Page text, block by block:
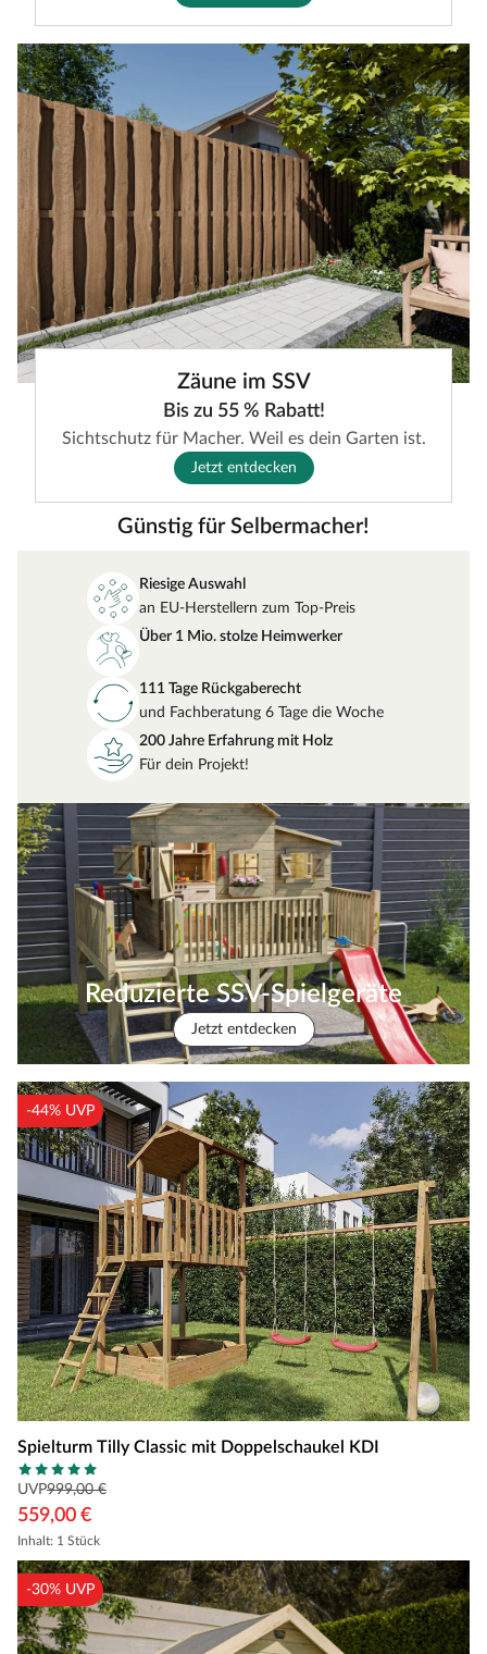
Zäune im SSV
Bis zu 55 % Rabatt!
Sichtschutz für Macher. Weil es dein Garten ist.
Jetzt entdecken
Günstig für Selbermacher!
Riesige Auswahl
an EU-Herstellern zum Top-Preis
Über 1 Mio. stolze Heimwerker
111 Tage Rückgaberecht
und Fachberatung 6 Tage die Woche
200 Jahre Erfahrung mit Holz
Für dein Projekt!
Reduzierte SSV-Spielgeräte
Jetzt entdecken
-44% UVP
Spielturm Tilly Classic mit Doppelschaukel KDI
UVP999,00 €
559,00 €
Inhalt: 1 Stück
-30% UVP